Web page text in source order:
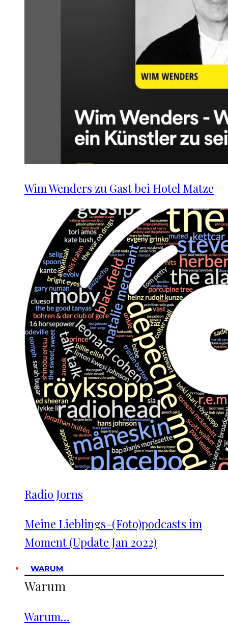
Wim Wenders zu Gast bei Hotel Matze
Radio Jorns
Meine Lieblings-(Foto)podcasts im
Moment (Update Jan 2022)
WARUM
Warum
Warum…